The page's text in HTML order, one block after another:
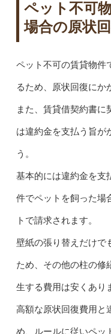
ペット不可
場合の原状
ペット不可の賃貸物件
るため、原状回復にか
また、賃貸借契約書に
は違約金を支払う旨が
う。
基本的には違約金を支
件でペットを飼った場
トで請求されます。
壁紙の張り替えだけで
ため、その他の柱の修
生する費用は安くあり
高額な原状回復費用と
め、ルールに従いペッ